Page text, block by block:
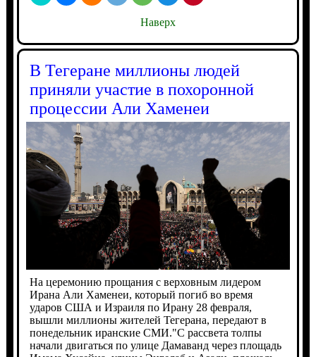
Наверх
В Тегеране миллионы людей
приняли участие в похоронной
процессии Али Хаменеи
На церемонию прощания с верховным лидером
Ирана Али Хаменеи, который погиб во время
ударов США и Израиля по Ирану 28 февраля,
вышли миллионы жителей Тегерана, передают в
понедельник иранские СМИ."С рассвета толпы
начали двигаться по улице Дамаванд через площадь